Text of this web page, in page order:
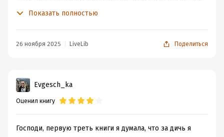
возрасте пяти-шести лет, дожив нынче до
а из всех наук постоянно меняющиеся домашние
учителя только и смогли вбить ему в голову, что
Пифагоровы штаны во все стороны равны... Но
взрослым сыном Валерьяном, и парень выказывает
Показать полностью
26 ноября 2025 LiveLib Поделиться
Evgesch_ka
Оценил книгу
Господи, первую треть книги я думала, что за дичь я